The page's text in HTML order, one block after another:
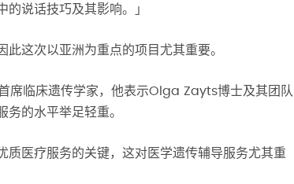
说话技巧及其影响。」
这次以亚洲为重点的项目尤其重要。
席临床遗传学家，他表示Olga Zayts博士及其团队
的水平举足轻重。
医疗服务的关键，这对医学遗传辅导服务尤其重